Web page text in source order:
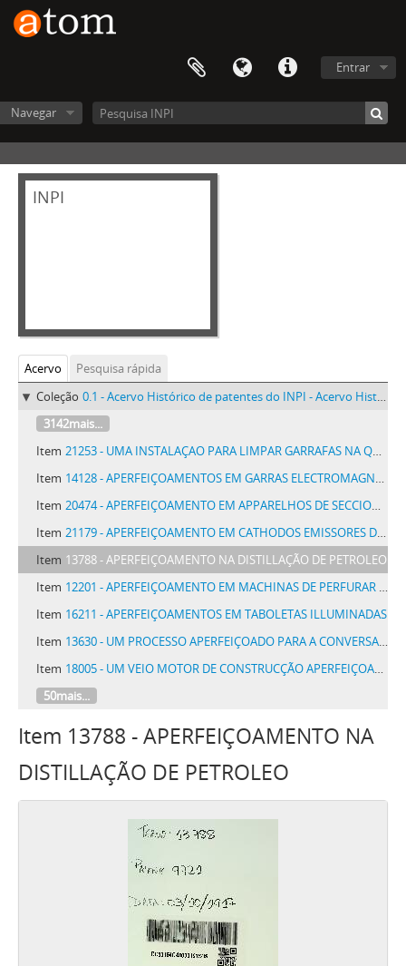
Entrar
Navegar
INPI
Acervo
Pesquisa rápida
Coleção 0.1 - Acervo Histórico de patentes do INPI - Acervo Histórico de patentes do INPI
3142mais...
Item 21253 - UMA INSTALAÇAO PARA LIMPAR GARRAFAS NA QUAL TODAS AS OPERAÇÕES DE LIMPESA, TANTO EXTERNA COMO INTERNA, SÃO FEITAS EM UM ÚNICO CYCLO CONTINUO SAHINDO AS GARRAFAS EM ORDEM E PROMPTAS A RECEBER O CONTEÚDO
Item 14128 - APERFEIÇOAMENTOS EM GARRAS ELECTROMAGNETICAS DE COMMUTADORES AUTOMATICOS
Item 20474 - APERFEIÇOAMENTO EM APPARELHOS DE SECCIONAR VIDRO
Item 21179 - APERFEIÇOAMENTO EM CATHODOS EMISSORES DE ELECTRONS E METHODO DE MANUFACTURAL-OS
Item 13788 - APERFEIÇOAMENTO NA DISTILLAÇÃO DE PETROLEO
Item 12201 - APERFEIÇOAMENTO EM MACHINAS DE PERFURAR CARTOES REGISTRADORES
Item 16211 - APERFEIÇOAMENTOS EM TABOLETAS ILLUMINADAS
Item 13630 - UM PROCESSO APERFEIÇOADO PARA A CONVERSAO DE HYDROCARBONO E APPARELHO PARA ESSE FIM
Item 18005 - UM VEIO MOTOR DE CONSTRUCÇÃO APERFEIÇOADA PARA MACHINAS DE COMBUSTÃO INTERNA
50mais...
Item 13788 - APERFEIÇOAMENTO NA
DISTILLAÇÃO DE PETROLEO